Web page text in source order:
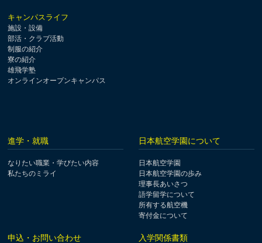
キャンパスライフ
施設・設備
部活・クラブ活動
制服の紹介
寮の紹介
雄飛学塾
オンラインオープンキャンパス
進学・就職
なりたい職業・学びたい内容
私たちのミライ
日本航空学園について
日本航空学園
日本航空学園の歩み
理事長あいさつ
語学留学について
所有する航空機
寄付金について
申込・お問い合わせ 入学関係書類